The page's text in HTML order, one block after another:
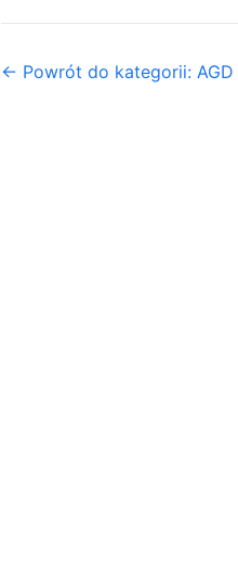
← Powrót do kategorii: AGD